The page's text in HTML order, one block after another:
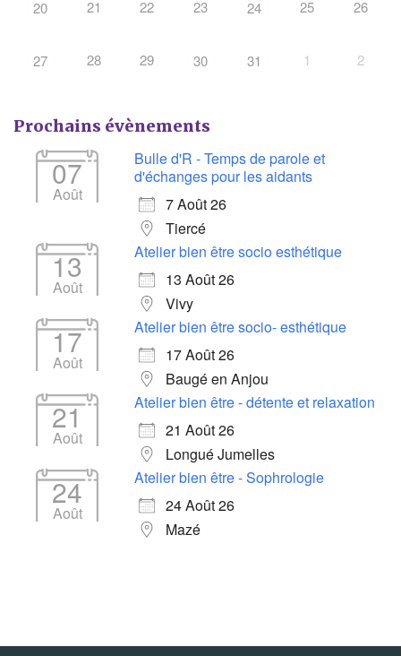
20 21 22 23 24 25 26
27 28 29 30 31 1 2
Prochains évènements
07
Août
Bulle d'R - Temps de parole et
d'échanges pour les aidants
7 Août 26
Tiercé
13
Août
Atelier bien être socio esthétique
13 Août 26
Vivy
17
Août
Atelier bien être socio- esthétique
17 Août 26
Baugé en Anjou
21
Août
Atelier bien être - détente et relaxation
21 Août 26
Longué Jumelles
24
Août
Atelier bien être - Sophrologie
24 Août 26
Mazé